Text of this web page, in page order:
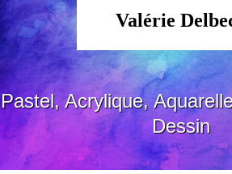
Valérie
Pastel, Acrylique,
Dessin